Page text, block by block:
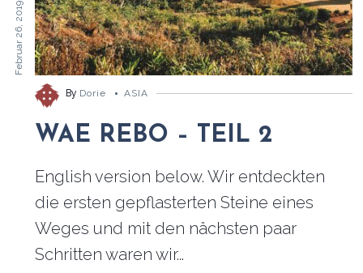
Februar 26, 2019
By Dorie ASIA
WAE REBO – TEIL 2
English version below. Wir entdeckten
die ersten gepflasterten Steine eines
Weges und mit den nächsten paar
Schritten waren wir...